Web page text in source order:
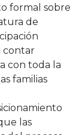
formal sobre
de
contar
con toda la
familias
las